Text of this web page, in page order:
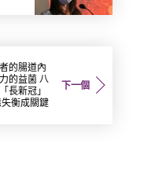
下一個
的腸道內
的益菌 八
長新冠」
失衡成關鍵